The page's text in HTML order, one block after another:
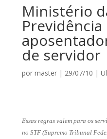
Ministério
de servidor
por master| 29/07/10 |
Essas regras valem para os
no STF (Supremo Tribunal